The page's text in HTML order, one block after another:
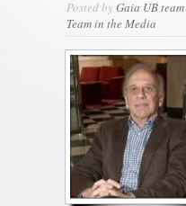
Posted byGaia UB team
Team in the Media